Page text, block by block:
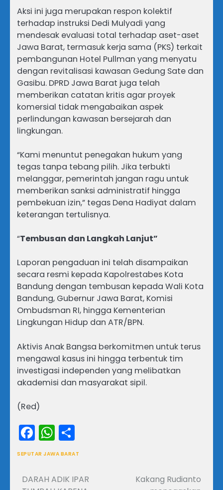
Aksi ini juga merupakan respon kolektif
terhadap instruksi Dedi Mulyadi yang
mendesak evaluasi total terhadap aset-aset
Jawa Barat, termasuk kerja sama (PKS) terkait
pembangunan Hotel Pullman yang menyatu
dengan revitalisasi kawasan Gedung Sate dan
Gasibu. DPRD Jawa Barat juga telah
memberikan catatan kritis agar proyek
komersial tidak mengabaikan aspek
perlindungan kawasan bersejarah dan
lingkungan.
“Kami menuntut penegakan hukum yang
tegas tanpa tebang pilih. Jika terbukti
melanggar, pemerintah jangan ragu untuk
memberikan sanksi administratif hingga
pembekuan izin,” tegas Dena Hadiyat dalam
keterangan tertulisnya.
“Tembusan dan Langkah Lanjut”
Laporan pengaduan ini telah disampaikan
secara resmi kepada Kapolrestabes Kota
Bandung dengan tembusan kepada Wali Kota
Bandung, Gubernur Jawa Barat, Komisi
Ombudsman RI, hingga Kementerian
Lingkungan Hidup dan ATR/BPN.
Aktivis Anak Bangsa berkomitmen untuk terus
mengawal kasus ini hingga terbentuk tim
investigasi independen yang melibatkan
akademisi dan masyarakat sipil.
(Red)
Facebook
WhatsApp
SEPUTAR JAWA BARAT
Navigasi
DARAH ADIK IPAR
Kakang Rudianto